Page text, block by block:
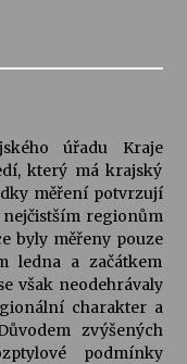
V Želivě ožije
úřadu Kraje
který má krajský
měření potvrzují
nejčistším regionům
byly měřeny pouze
ledna a začátkem
však neodehrávaly
charakter a
zvýšených
podmínky